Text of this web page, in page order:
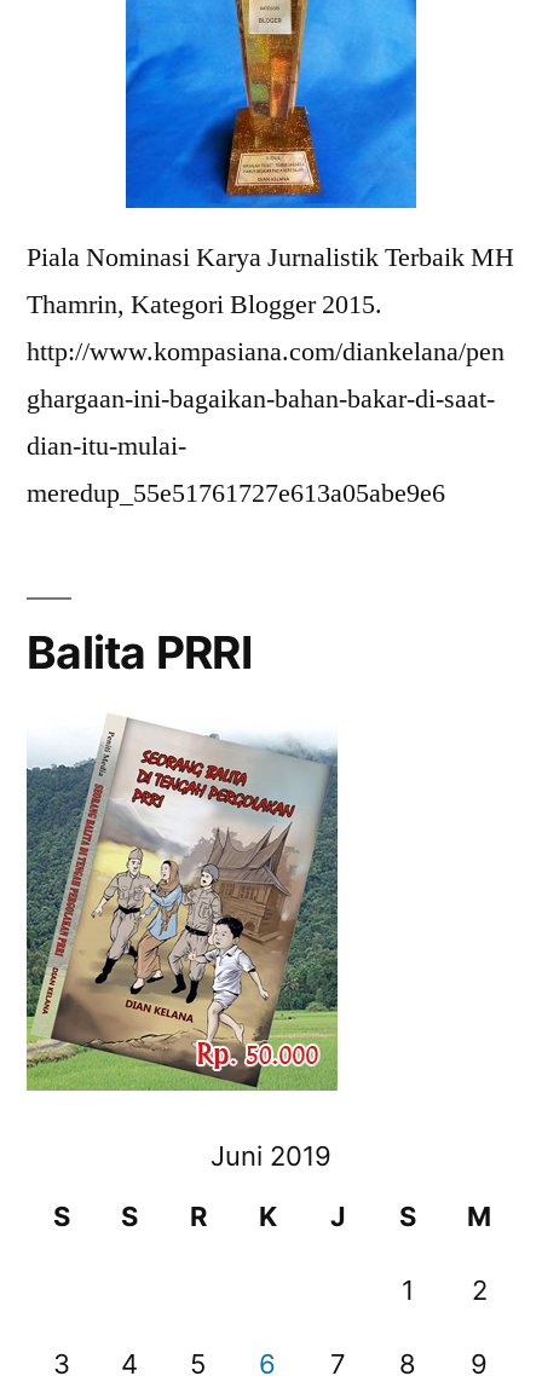
Piala Nominasi Karya Jurnalistik Terbaik MH
Thamrin, Kategori Blogger 2015.
http://www.kompasiana.com/diankelana/pen
ghargaan-ini-bagaikan-bahan-bakar-di-saat-
dian-itu-mulai-
meredup_55e51761727e613a05abe9e6
Balita PRRI
Juni 2019
S
S R K J S M
1 2
3 4 5 6 7 8 9